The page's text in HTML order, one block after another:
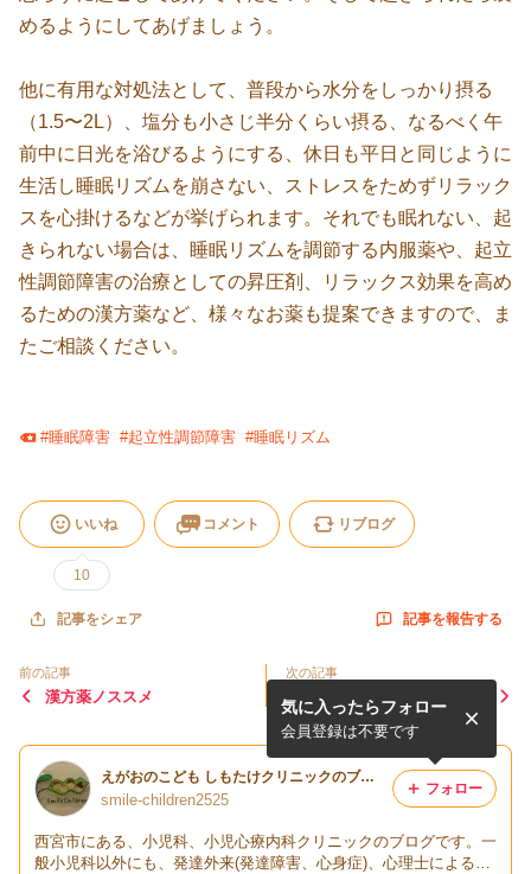
めるようにしてあげましょう。
他に有用な対処法として、普段から水分をしっかり摂る
（1.5〜2L）、塩分も小さじ半分くらい摂る、なるべく午
前中に日光を浴びるようにする、休日も平日と同じように
生活し睡眠リズムを崩さない、ストレスをためずリラック
スを心掛けるなどが挙げられます。それでも眠れない、起
きられない場合は、睡眠リズムを調節する内服薬や、起立
性調節障害の治療としての昇圧剤、リラックス効果を高め
るための漢方薬など、様々なお薬も提案できますので、ま
たご相談ください。
#睡眠障害 #起立性調節障害 #睡眠リズム
いいね
10
コメント リブログ
記事をシェア 記事を報告する
前の記事
漢方薬ノススメ
次の記事
開院2年を迎えることができ
ました。
えがおのこども しもたけクリニックのブログ
smile-children2525
西宮市にある、小児科、小児心療内科クリニックのブログです。一
般小児科以外にも、発達外来(発達障害、心身症)、心理士による心
気に入ったらフォロー
会員登録は不要です
フォロー